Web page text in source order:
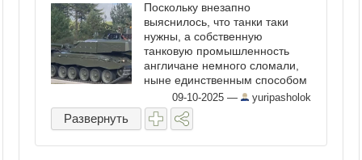
Поскольку внезапно
выяснилось, что танки таки
нужны, а собственную
танковую промышленность
англичане немного сломали,
ныне единственным способом
получить танк становится
апгрейд имеющихся машин. В
данном случае Challenger 2.
09-10-2025 — yuripasholok
Развернуть